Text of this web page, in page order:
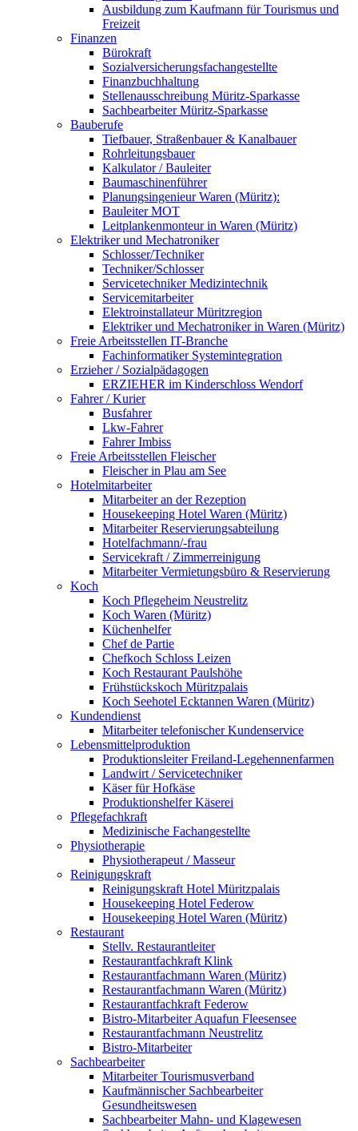
Ausbildung zum Kaufmann für Tourismus und
Freizeit
Finanzen
Bürokraft
Sozialversicherungsfachangestellte
Finanzbuchhaltung
Stellenausschreibung Müritz-Sparkasse
Sachbearbeiter Müritz-Sparkasse
Bauberufe
Tiefbauer, Straßenbauer & Kanalbauer
Rohrleitungsbauer
Kalkulator / Bauleiter
Baumaschinenführer
Planungsingenieur Waren (Müritz):
Bauleiter MOT
Leitplankenmonteur in Waren (Müritz)
Elektriker und Mechatroniker
Schlosser/Techniker
Techniker/Schlosser
Servicetechniker Medizintechnik
Servicemitarbeiter
Elektroinstallateur Müritzregion
Elektriker und Mechatroniker in Waren (Müritz)
Freie Arbeitsstellen IT-Branche
Fachinformatiker Systemintegration
Erzieher / Sozialpädagogen
ERZIEHER im Kinderschloss Wendorf
Fahrer / Kurier
Busfahrer
Lkw-Fahrer
Fahrer Imbiss
Freie Arbeitsstellen Fleischer
Fleischer in Plau am See
Hotelmitarbeiter
Mitarbeiter an der Rezeption
Housekeeping Hotel Waren (Müritz)
Mitarbeiter Reservierungsabteilung
Hotelfachmann/-frau
Servicekraft / Zimmerreinigung
Mitarbeiter Vermietungsbüro & Reservierung
Koch
Koch Pflegeheim Neustrelitz
Koch Waren (Müritz)
Küchenhelfer
Chef de Partie
Chefkoch Schloss Leizen
Koch Restaurant Paulshöhe
Frühstückskoch Müritzpalais
Koch Seehotel Ecktannen Waren (Müritz)
Kundendienst
Mitarbeiter telefonischer Kundenservice
Lebensmittelproduktion
Produktionsleiter Freiland-Legehennenfarmen
Landwirt / Servicetechniker
Käser für Hofkäse
Produktionshelfer Käserei
Pflegefachkraft
Medizinische Fachangestellte
Physiotherapie
Physiotherapeut / Masseur
Reinigungskraft
Reinigungskraft Hotel Müritzpalais
Housekeeping Hotel Federow
Housekeeping Hotel Waren (Müritz)
Restaurant
Stellv. Restaurantleiter
Restaurantfachkraft Klink
Restaurantfachmann Waren (Müritz)
Restaurantfachmann Waren (Müritz)
Restaurantfachkraft Federow
Bistro-Mitarbeiter Aquafun Fleesensee
Restaurantfachmann Neustrelitz
Bistro-Mitarbeiter
Sachbearbeiter
Mitarbeiter Tourismusverband
Kaufmännischer Sachbearbeiter
Gesundheitswesen
Sachbearbeiter Mahn- und Klagewesen